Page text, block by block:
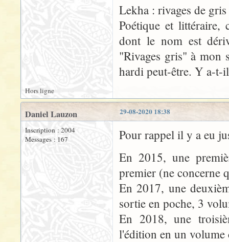
Lekha : rivages de gris
Poétique et littéraire,
dont le nom est
"Rivages gris" à mon
hardi peut-être. Y a-t-
Hors ligne
29-08-2020 18:38
Daniel Lauzon
Inscription : 2004
Messages : 167
Pour rappel il y a eu
En 2015, une
premier (ne concerne
En 2017, une
sortie en poche, 3
En 2018, une
l'édition en un volume